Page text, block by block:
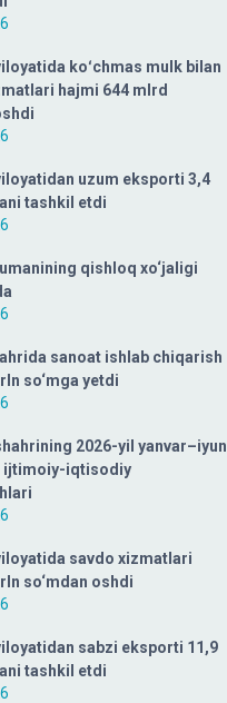
koʻchmas mulk bilan
hajmi 644 mlrd
uzum eksporti 3,4
tashkil etdi
qishloq xo‘jaligi
sanoat ishlab chiqarish
so‘mga yetdi
2026-yil yanvar–iyun
ijtimoiy-iqtisodiy
savdo xizmatlari
so‘mdan oshdi
sabzi eksporti 11,9
tashkil etdi